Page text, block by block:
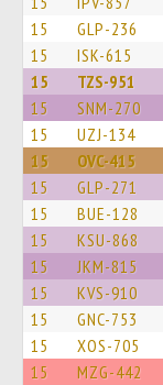
15 GLP-236
15 ISK-615
15 TZS-951
15 SNM-270
15 UZJ-134
15 OVC-415
15 GLP-271
15 BUE-128
15 KSU-868
15 JKM-815
15 KVS-910
15 GNC-753
15 XOS-705
15 MZG-442